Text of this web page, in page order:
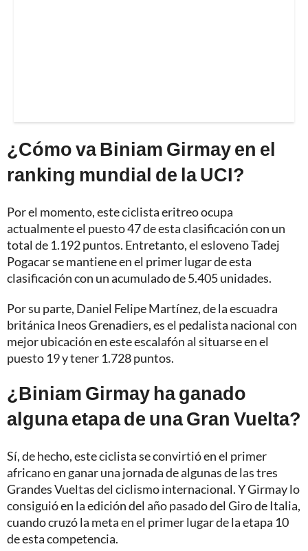
¿Cómo va Biniam Girmay en el
ranking mundial de la UCI?
Por el momento, este ciclista eritreo ocupa
actualmente el puesto 47 de esta clasificación con un
total de 1.192 puntos. Entretanto, el esloveno Tadej
Pogacar se mantiene en el primer lugar de esta
clasificación con un acumulado de 5.405 unidades.
Por su parte, Daniel Felipe Martínez, de la escuadra
británica Ineos Grenadiers, es el pedalista nacional con
mejor ubicación en este escalafón al situarse en el
puesto 19 y tener 1.728 puntos.
¿Biniam Girmay ha ganado
alguna etapa de una Gran Vuelta?
Sí, de hecho, este ciclista se convirtió en el primer
africano en ganar una jornada de algunas de las tres
Grandes Vueltas del ciclismo internacional. Y Girmay lo
consiguió en la edición del año pasado del Giro de Italia,
cuando cruzó la meta en el primer lugar de la etapa 10
de esta competencia.